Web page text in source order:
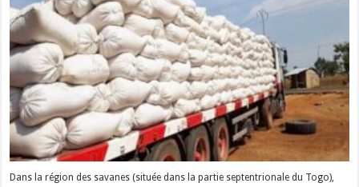
jeunes
commerçants
perdent
70
tonnes
de
maïs
d’une
valeur
de
16
millions
F
CFA
Dans la région des savanes (située dans la partie septentrionale du Togo),